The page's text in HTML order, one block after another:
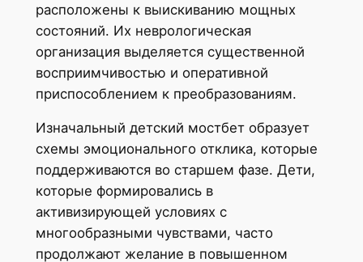
расположены к выискиванию мощных
состояний. Их неврологическая
организация выделяется существенной
восприимчивостью и оперативной
приспособлением к преобразованиям.
Изначальный детский мостбет образует
схемы эмоционального отклика, которые
поддерживаются во старшем фазе. Дети,
которые формировались в
активизирующей условиях с
многообразными чувствами, часто
продолжают желание в повышенном